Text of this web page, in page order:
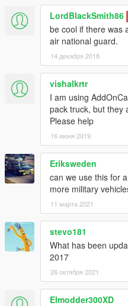
LordBlackSmith86
be cool if there was
air national guard.
14 декабря 2018
vishalkrtr
I am using
pack truck, but they
Please help
16 июня 2019
Eriksweden
can we use this for
more military
11 марта 2021
stevo181
What has been
2017
26 октября 2021
Elmodder300XD